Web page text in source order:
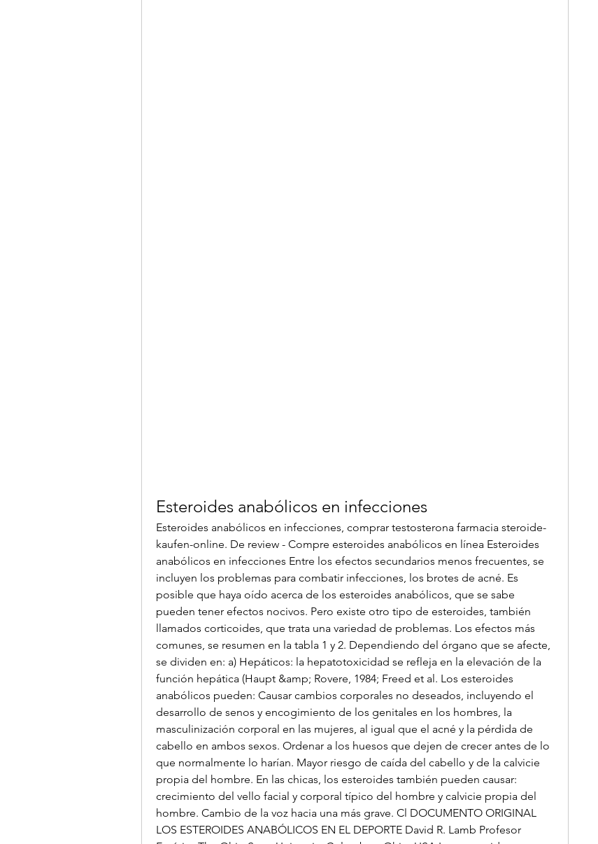
Esteroides anabólicos en infecciones
Esteroides anabólicos en infecciones, comprar testosterona farmacia steroide-
kaufen-online. De review - Compre esteroides anabólicos en línea Esteroides
anabólicos en infecciones Entre los efectos secundarios menos frecuentes, se
incluyen los problemas para combatir infecciones, los brotes de acné. Es
posible que haya oído acerca de los esteroides anabólicos, que se sabe
pueden tener efectos nocivos. Pero existe otro tipo de esteroides, también
llamados corticoides, que trata una variedad de problemas. Los efectos más
comunes, se resumen en la tabla 1 y 2. Dependiendo del órgano que se afecte,
se dividen en: a) Hepáticos: la hepatotoxicidad se refleja en la elevación de la
función hepática (Haupt &amp; Rovere, 1984; Freed et al. Los esteroides
anabólicos pueden: Causar cambios corporales no deseados, incluyendo el
desarrollo de senos y encogimiento de los genitales en los hombres, la
masculinización corporal en las mujeres, al igual que el acné y la pérdida de
cabello en ambos sexos. Ordenar a los huesos que dejen de crecer antes de lo
que normalmente lo harían. Mayor riesgo de caída del cabello y de la calvicie
propia del hombre. En las chicas, los esteroides también pueden causar:
crecimiento del vello facial y corporal típico del hombre y calvicie propia del
hombre. Cambio de la voz hacia una más grave. Cl DOCUMENTO ORIGINAL
LOS ESTEROIDES ANABÓLICOS EN EL DEPORTE David R. Lamb Profesor